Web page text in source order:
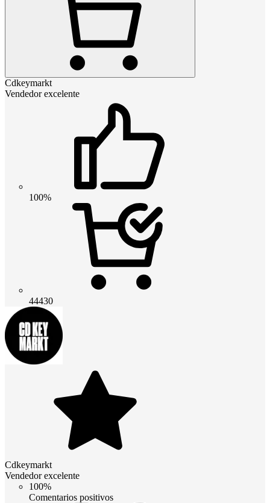
Cdkeymarkt
Vendedor excelente
100%
44430
Cdkeymarkt
Vendedor excelente
100%
Comentarios positivos